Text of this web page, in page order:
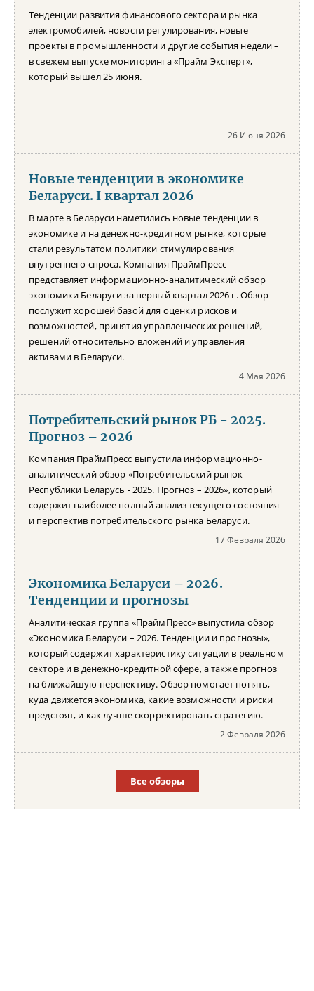
Тенденции развития финансового сектора и рынка
электромобилей, новости регулирования, новые
проекты в промышленности и другие события недели –
в свежем выпуске мониторинга «Прайм Эксперт»,
который вышел 25 июня.
26 Июня 2026
Новые тенденции в экономике
Беларуси. I квартал 2026
В марте в Беларуси наметились новые тенденции в
экономике и на денежно-кредитном рынке, которые
стали результатом политики стимулирования
внутреннего спроса. Компания ПраймПресс
представляет информационно-аналитический обзор
экономики Беларуси за первый квартал 2026 г. Обзор
послужит хорошей базой для оценки рисков и
возможностей, принятия управленческих решений,
решений относительно вложений и управления
активами в Беларуси.
4 Мая 2026
Потребительский рынок РБ - 2025.
Прогноз – 2026
Компания ПраймПресс выпустила информационно-
аналитический обзор «Потребительский рынок
Республики Беларусь - 2025. Прогноз – 2026», который
содержит наиболее полный анализ текущего состояния
и перспектив потребительского рынка Беларуси.
17 Февраля 2026
Экономика Беларуси – 2026.
Тенденции и прогнозы
Аналитическая группа «ПраймПресс» выпустила обзор
«Экономика Беларуси – 2026. Тенденции и прогнозы»,
который содержит характеристику ситуации в реальном
секторе и в денежно-кредитной сфере, а также прогноз
на ближайшую перспективу. Обзор помогает понять,
куда движется экономика, какие возможности и риски
предстоят, и как лучше скорректировать стратегию.
2 Февраля 2026
Все обзоры